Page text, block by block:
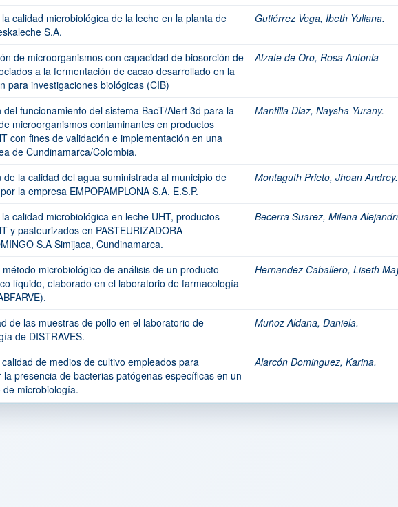
calidad microbiológica de la leche en la planta de
S.A.
Gutiérrez Vega, Ibeth Yuliana.
de microorganismos con capacidad de biosorción de
a la fermentación de cacao desarrollado en la
para investigaciones biológicas (CIB)
Alzate de Oro, Rosa Antonia
del funcionamiento del sistema BacT/Alert 3d para la
microorganismos contaminantes en productos
con fines de validación e implementación en una
de Cundinamarca/Colombia.
Mantilla Diaz, Naysha Yurany.
de la calidad del agua suministrada al municipio de
la empresa EMPOPAMPLONA S.A. E.S.P.
Montaguth Prieto, Jhoan Andrey.
calidad microbiológica en leche UHT, productos
y pasteurizados en PASTEURIZADORA
S.A Simijaca, Cundinamarca.
Becerra Suarez, Milena
microbiológico de análisis de un producto
líquido, elaborado en el laboratorio de farmacología
Hernandez Caballero, Liseth
de las muestras de pollo en el laboratorio de
de DISTRAVES.
Muñoz Aldana, Daniela.
de medios de cultivo empleados para
la presencia de bacterias patógenas específicas en un
de microbiología.
Alarcón Dominguez, Karina.